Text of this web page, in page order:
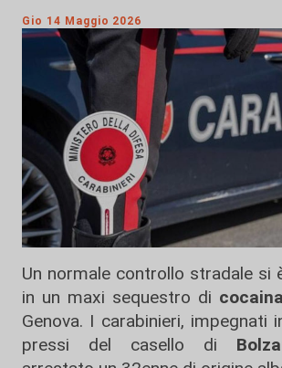
Gio 14 Maggio 2026
Un normale controllo stradale si
in un maxi sequestro di cocaina
Genova. I carabinieri, impegnati
pressi del casello di